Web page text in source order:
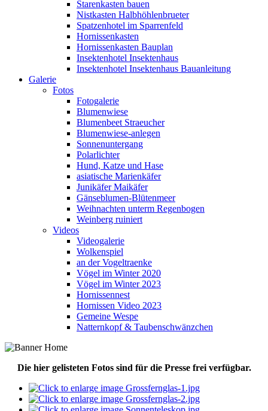
Starenkasten bauen
Nistkasten Halbhöhlenbrueter
Spatzenhotel im Sparrenfeld
Hornissenkasten
Hornissenkasten Bauplan
Insektenhotel Insektenhaus
Insektenhotel Insektenhaus Bauanleitung
Galerie
Fotos
Fotogalerie
Blumenwiese
Blumenbeet Straeucher
Blumenwiese-anlegen
Sonnenuntergang
Polarlichter
Hund, Katze und Hase
asiatische Marienkäfer
Junikäfer Maikäfer
Gänseblumen-Blütenmeer
Weihnachten unterm Regenbogen
Weinberg ruiniert
Videos
Videogalerie
Wolkenspiel
an der Vogeltraenke
Vögel im Winter 2020
Vögel im Winter 2023
Hornissennest
Hornissen Video 2023
Gemeine Wespe
Natternkopf & Taubenschwänzchen
Die hier gelisteten Fotos sind für die Presse frei verfügbar.